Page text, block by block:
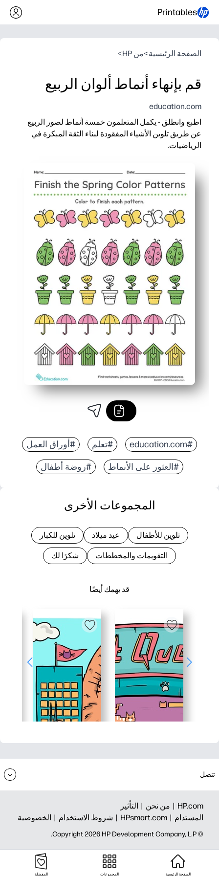
Printables
الصفحة الرئيسية>من HP >
قم بإنهاء أنماط ألوان الربيع
education.com
اطبع وانطلق - يكمل المتعلمون خمسة أنماط لصور الربيع
عن طريق تلوين الأشياء المفقودة لبناء الثقة المبكرة في
الرياضيات.
يمكنك توفير وقت الإعداد - ما عليك سوى الطباعة وإضافة أقلام
يظل الأطفال منشغلين بأيقونات الربيع المشرقة - فكر في
يمكنك تعزيز المهارات الأساسية: أنماط التكرار البسيطة،
سهولة التقييم - تعرض صفحة واحدة من يمكنه توسيع النمط واتباع
#education.com #تعلم #أوراق العمل
#العثور على الأنماط #روضة أطفال
قد يهمك أيضًا
المجموعات الأخرى
تلوين للأطفال عيد ميلاد تلوين للكبار
التقويمات والمخططات شكرًا لك
تنصل
HP.com | من نحن | التأثير
المستدام | HPsmart.com | شروط الاستخدام | الخصوصية
© Copyright 2026 HP Development Company, L.P.
الصفحة الرئيسية المجموعات المفضلة